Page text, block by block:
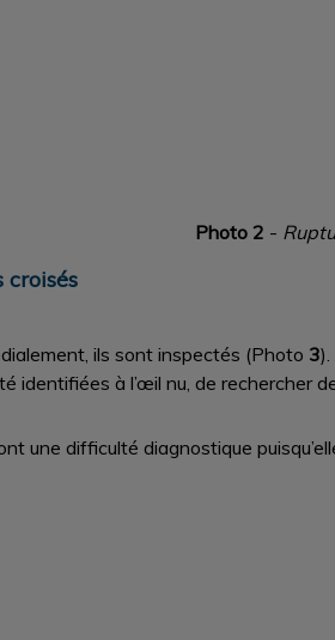
Photo 2 -
croisés
ils sont inspectés (Photo 3
identifiées à l’œil nu, de rechercher
une difficulté diagnostique